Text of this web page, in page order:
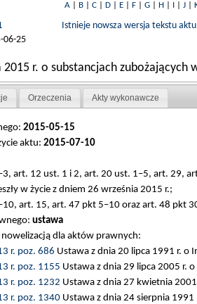
A| B| C| D| E| F| G| H| I| J|
06-25
Istnieje nowsza wersja tekstu aktu
2015 r. o substancjach
Orzeczenia Akty wykonawcze
2015-05-15
aktu: 2015-07-10
art. 12 ust. 1 i 2, art. 20 ust. 1–5, art. 29,
w życie z dniem 26 września 2015 r.;
art. 15, art. 47 pkt 5–10 oraz art. 48 pkt
ustawa
dla aktów prawnych:
r. poz. 686 Ustawa z dnia 20 lipca 1991 r. o
r. poz. 1155 Ustawa z dnia 29 lipca 2005 r.
r. poz. 1232 Ustawa z dnia 27 kwietnia
r. poz. 1340Ustawa z dnia 24 sierpnia